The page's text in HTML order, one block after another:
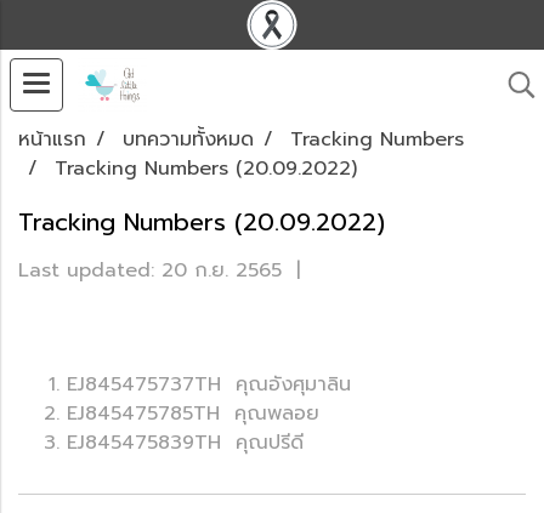
หน้าแรก บทความทั้งหมด
Tracking Numbers
Tracking Numbers (20.09.2022)
Tracking Numbers (20.09.2022)
Last updated: 20 ก.ย. 2565 |
EJ845475737TH คุณอังศุมาลิน
EJ845475785TH คุณพลอย
EJ845475839TH คุณปรีดี